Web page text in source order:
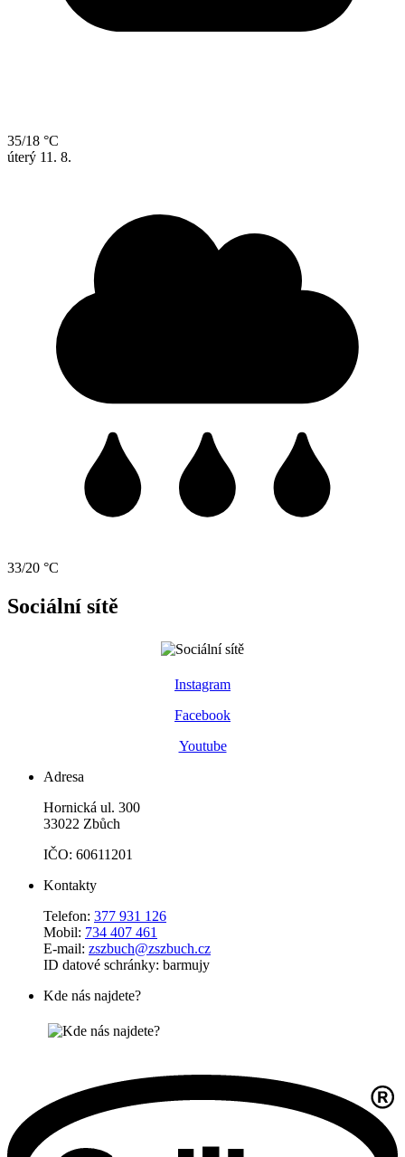
35/18 °C
úterý 11. 8.
33/20 °C
Sociální sítě
Instagram
Facebook
Youtube
Adresa
Hornická ul. 300
33022 Zbůch
IČO: 60611201
Kontakty
Telefon: 377 931 126
Mobil: 734 407 461
E-mail: zszbuch@zszbuch.cz
ID datové schránky: barmujy
Kde nás najdete?